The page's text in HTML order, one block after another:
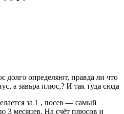
определяют, правда ли что
а завьра плюс,? И так туда сюда
за 1 , посев — самый
3 месяцев. На счёт плюсов и